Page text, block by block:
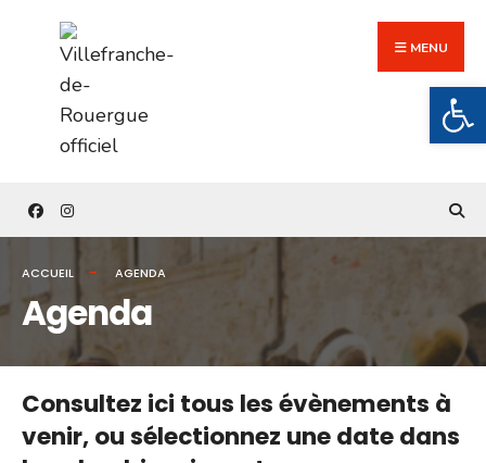
content
MENU
ACCUEIL AGENDA
Agenda
Consultez ici tous les évènements à
venir,ou sélectionnez une date dans
for: